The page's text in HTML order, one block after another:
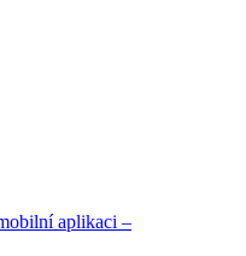
aplikaci –